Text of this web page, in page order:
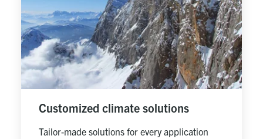
Customized climate solutions
Tailor-made solutions for every application